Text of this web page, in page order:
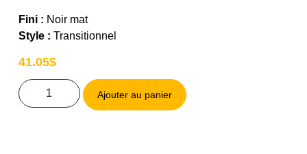
Fini : Noir mat
Style : Transitionnel
41.05$
Ajouter au panier